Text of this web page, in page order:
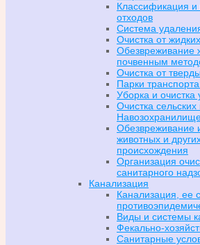
Классификация
отходов
Система
Очистка от
Обезвреживание
почвенным
Очистка от
Парки
Уборка и очистка
Очистка
Обезвреживание
животных и
происхождения
Организация
санитарного
Канализация
Канализация, ее
Виды и системы
Фекально-
Санитарные